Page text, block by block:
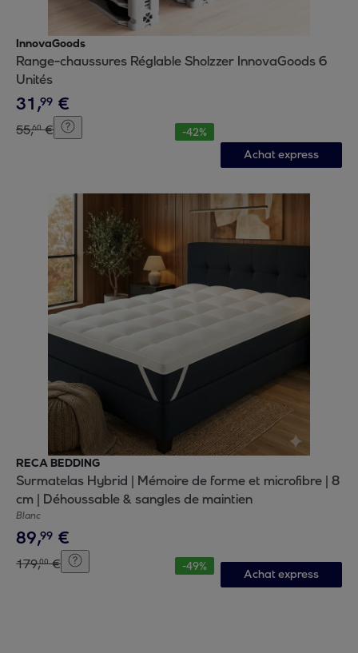
InnovaGoods
Range-chaussures Réglable Sholzzer InnovaGoods 6
Unités
31,99 €
55,60 € -42%
Achat express
RECA BEDDING
Surmatelas Hybrid | Mémoire de forme et microfibre | 8
cm | Déhoussable & sangles de maintien
Blanc
89,99 €
179,00 € -49%
Achat express